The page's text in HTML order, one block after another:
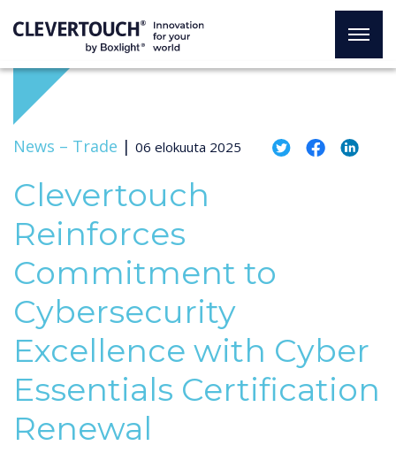
News – Trade | 06 elokuuta 2025
Clevertouch
Reinforces
Commitment to
Cybersecurity
Excellence with Cyber
Essentials Certification
Renewal